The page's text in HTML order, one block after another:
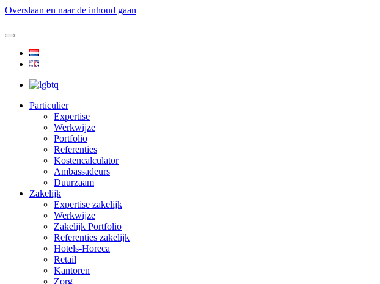
Overslaan en naar de inhoud gaan
Particulier
Expertise
Werkwijze
Portfolio
Referenties
Kostencalculator
Ambassadeurs
Duurzaam
Zakelijk
Expertise zakelijk
Werkwijze
Zakelijk Portfolio
Referenties zakelijk
Hotels-Horeca
Retail
Kantoren
Zorg